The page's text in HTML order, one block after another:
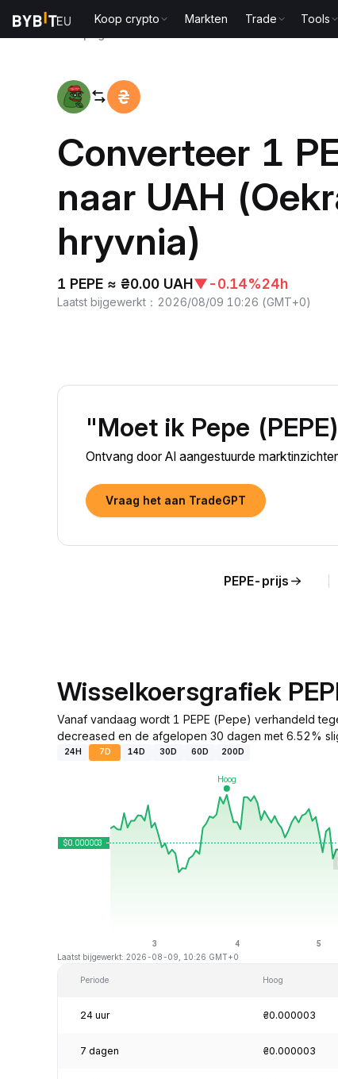
Koop crypto Markten Trade Tools
Converteer 1
naar UAH
hryvnia)
1 PEPE ≈ ₴0.00 UAH▼-0.14%24h
Laatst bijgewerkt ： 2026/08/09 10:26 (GMT+0)
"Moet ik Pepe
Ontvang door AI aangestuurde
Vraag het aan TradeGPT
PEPE-prijs
Wisselkoersgrafiek
Vanaf vandaag wordt 1 PEPE (Pepe) verhandeld
decreased en de afgelopen 30 dagen met 6.52%
24H 7D 14D 30D 60D 200D
Laatst bijgewerkt: 2026-08-09, 10:26 GMT+0
Periode Hoog
24 uur ₴0.000003
7 dagen ₴0.000003